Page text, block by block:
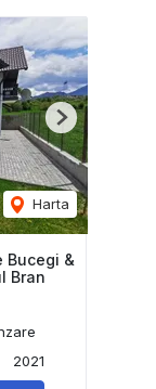
Harta
Next
Bucegi &
Bran
2021